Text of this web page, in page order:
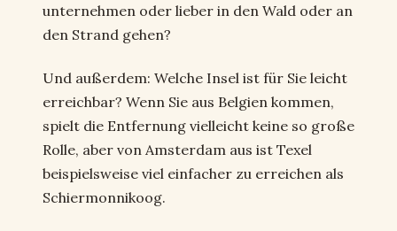
unternehmen oder lieber in den Wald oder an
den Strand gehen?
Und außerdem: Welche Insel ist für Sie leicht
erreichbar? Wenn Sie aus Belgien kommen,
spielt die Entfernung vielleicht keine so große
Rolle, aber von Amsterdam aus ist Texel
beispielsweise viel einfacher zu erreichen als
Schiermonnikoog.